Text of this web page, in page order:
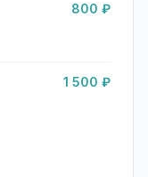
800 ₽
1 500 ₽